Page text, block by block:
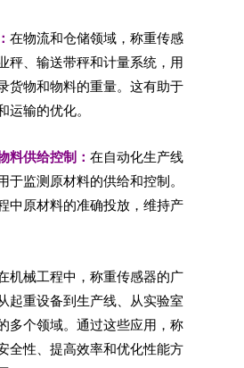
在物流和仓储领域，称重传感
秤、输送带秤和计量系统，用
货物和物料的重量。这有助于
运输的优化。
料供给控制： 在自动化生产线
于监测原材料的供给和控制。
中原材料的准确投放，维持产
机械工程中，称重传感器的广
起重设备到生产线、从实验室
多个领域。通过这些应用，称
全性、提高效率和优化性能方